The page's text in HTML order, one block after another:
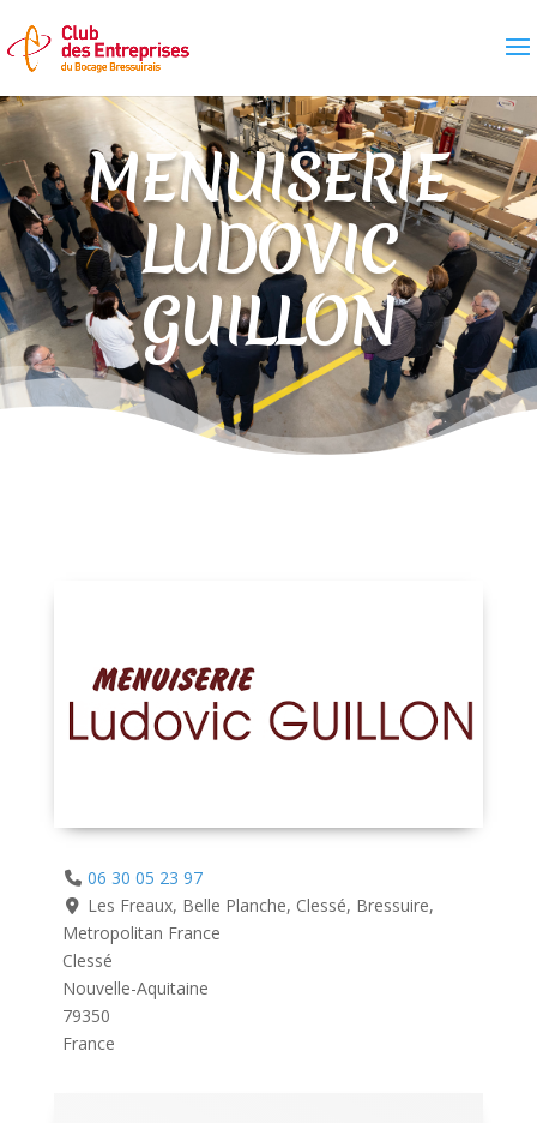
MENUISERIE
LUDOVIC
GUILLON
06 30 05 23 97
Les Freaux, Belle Planche, Clessé, Bressuire,
Metropolitan France
Clessé
Nouvelle-Aquitaine
79350
France